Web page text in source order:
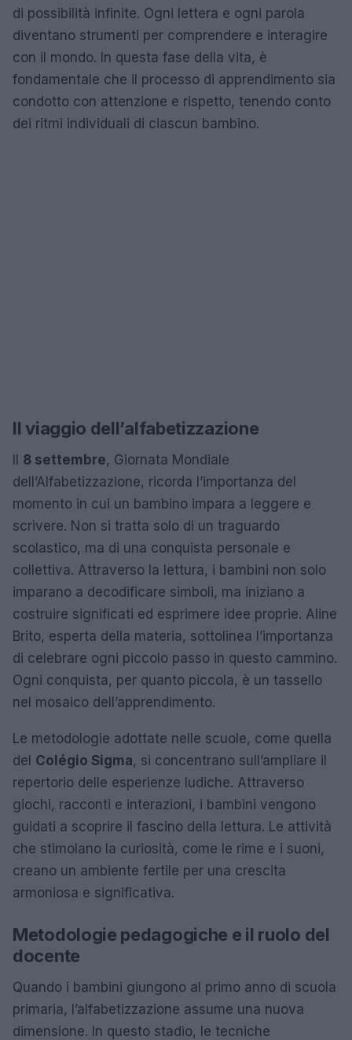
di possibilità infinite. Ogni lettera e ogni parola
diventano strumenti per comprendere e interagire
con il mondo. In questa fase della vita, è
fondamentale che il processo di apprendimento sia
condotto con attenzione e rispetto, tenendo conto
dei ritmi individuali di ciascun bambino.
Il viaggio dell’alfabetizzazione
Il 8 settembre, Giornata Mondiale
dell’Alfabetizzazione, ricorda l’importanza del
momento in cui un bambino impara a leggere e
scrivere. Non si tratta solo di un traguardo
scolastico, ma di una conquista personale e
collettiva. Attraverso la lettura, i bambini non solo
imparano a decodificare simboli, ma iniziano a
costruire significati ed esprimere idee proprie. Aline
Brito, esperta della materia, sottolinea l’importanza
di celebrare ogni piccolo passo in questo cammino.
Ogni conquista, per quanto piccola, è un tassello
nel mosaico dell’apprendimento.
Le metodologie adottate nelle scuole, come quella
del Colégio Sigma, si concentrano sull’ampliare il
repertorio delle esperienze ludiche. Attraverso
giochi, racconti e interazioni, i bambini vengono
guidati a scoprire il fascino della lettura. Le attività
che stimolano la curiosità, come le rime e i suoni,
creano un ambiente fertile per una crescita
armoniosa e significativa.
Metodologie pedagogiche e il ruolo del
docente
Quando i bambini giungono al primo anno di scuola
primaria, l’alfabetizzazione assume una nuova
dimensione. In questo stadio, le tecniche